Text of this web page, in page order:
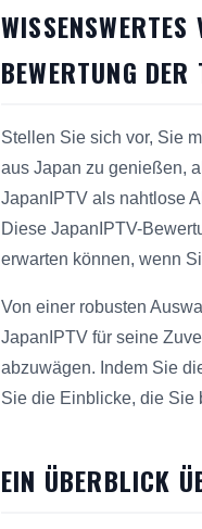
BEWERTUNG
Stellen Sie sich vor, Sie
aus Japan zu genießen,
JapanIPTV als nahtlose
Diese JapanIPTV-
erwarten können, wenn
Von einer robusten
JapanIPTV für seine
abzuwägen. Indem Sie
Sie die Einblicke, die Sie
EIN ÜBERBLICK